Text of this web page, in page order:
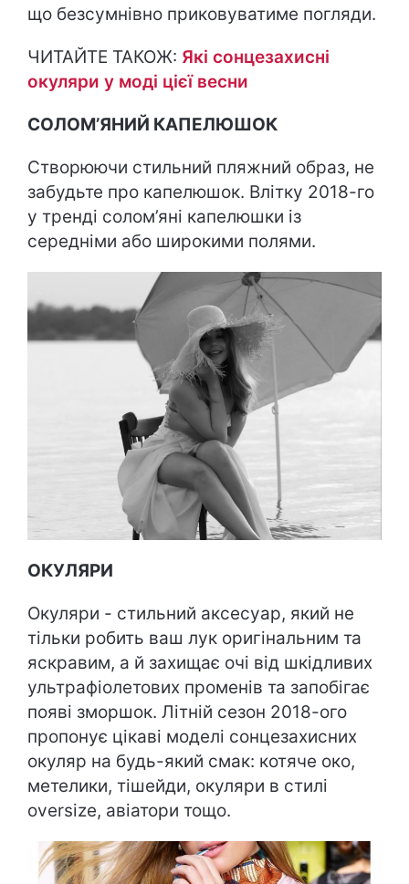
що безсумнівно приковуватиме погляди.
ЧИТАЙТЕ ТАКОЖ: Які сонцезахисні
окуляри у моді цієї весни
СОЛОМ’ЯНИЙ КАПЕЛЮШОК
Створюючи стильний пляжний образ, не
забудьте про капелюшок. Влітку 2018-го
у тренді солом’яні капелюшки із
середніми або широкими полями.
ОКУЛЯРИ
Окуляри - стильний аксесуар, який не
тільки робить ваш лук оригінальним та
яскравим, а й захищає очі від шкідливих
ультрафіолетових променів та запобігає
появі зморшок. Літній сезон 2018-ого
пропонує цікаві моделі сонцезахисних
окуляр на будь-який смак: котяче око,
метелики, тішейди, окуляри в стилі
oversize, авіатори тощо.